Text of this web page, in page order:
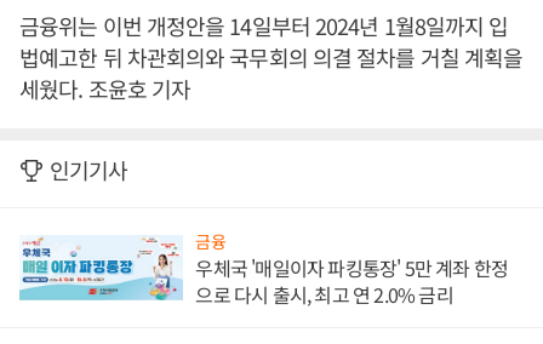
금융위는 이번 개정안을 14일부터 2024년 1월8일까지 입
법예고한 뒤 차관회의와 국무회의 의결 절차를 거칠 계획을
세웠다. 조윤호 기자
인기기사
금융
우체국 '매일이자 파킹통장' 5만 계좌 한정
으로 다시 출시, 최고 연 2.0% 금리